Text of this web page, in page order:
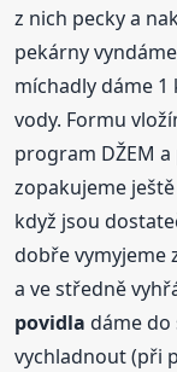
z nich pecky a
pekárny
míchadly dáme
vody. Formu
program DŽEM
zopakujeme
když jsou
dobře vymyjeme
a ve středně
povidla dáme do
vychladnout (při